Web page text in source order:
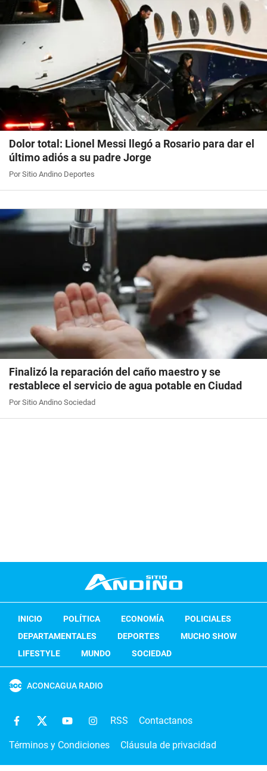
Dolor total: Lionel Messi llegó a Rosario para dar el
último adiós a su padre Jorge
Por Sitio Andino Deportes
Finalizó la reparación del caño maestro y se
restablece el servicio de agua potable en Ciudad
Por Sitio Andino Sociedad
INICIO POLÍTICA ECONOMÍA
POLICIALES
DEPARTAMENTALES
DEPORTES
MUCHO SHOW
LIFESTYLE
MUNDO SOCIEDAD
ACONCAGUA RADIO
RSS Contactanos
Términos y Condiciones Cláusula de privacidad